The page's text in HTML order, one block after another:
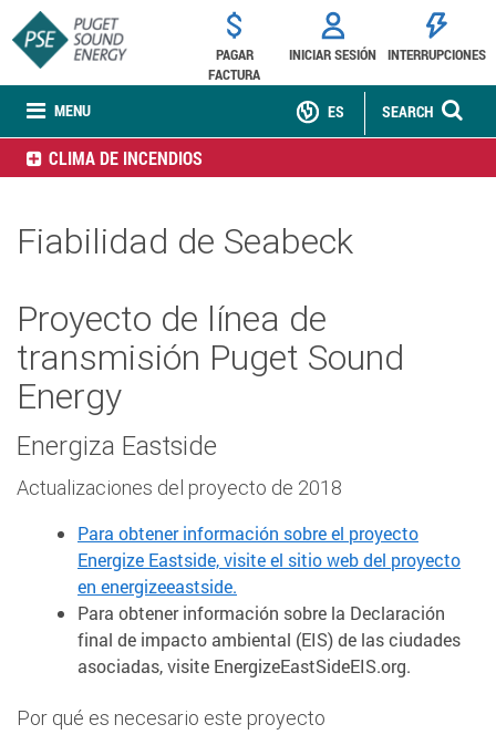
MENU
PAGAR
FACTURA
INICIAR SESIÓN INTERRUPCIONES
SEARCH
ES
CLIMA DE INCENDIOS
Fiabilidad de Seabeck
Proyecto de línea de
transmisión Puget Sound
Energy
Energiza Eastside
Actualizaciones del proyecto de 2018
Para obtener información sobre el proyecto
Energize Eastside, visite el sitio web del proyecto
en energizeeastside.
Para obtener información sobre la Declaración
final de impacto ambiental (EIS) de las ciudades
asociadas, visite EnergizeEastSideEIS.org.
Por qué es necesario este proyecto